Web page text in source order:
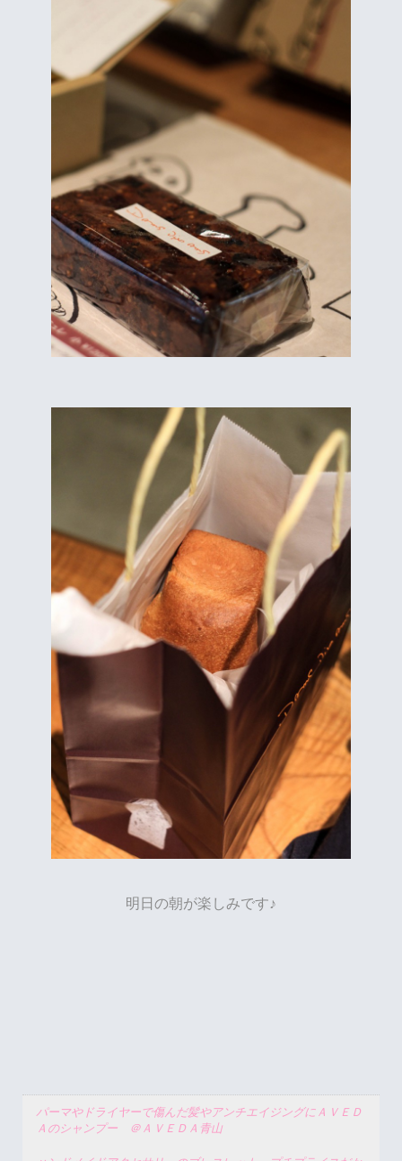
明日の朝が楽しみです♪
パーマやドライヤーで傷んだ髪やアンチエイジングにＡＶＥＤ
Ａのシャンプー ＠ＡＶＥＤＡ青山